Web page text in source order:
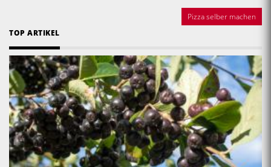
Pizza selber machen
TOP ARTIKEL